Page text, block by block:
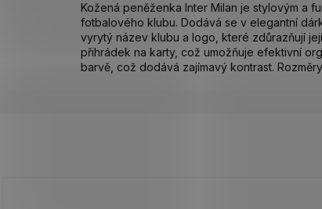
Kožená peněženka Inter Milan je stylovým a
fotbalového klubu. Dodává se v elegantní
vyrytý název klubu a logo, které zdůrazňují
přihrádek na karty, což umožňuje efektivní
barvě, což dodává zajímavý kontrast.